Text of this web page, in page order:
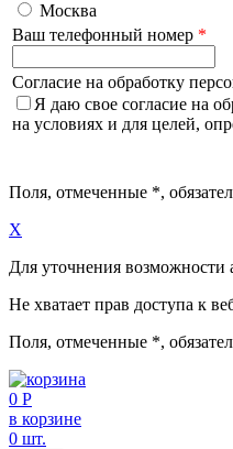
Москва
Ваш телефонный номер *
Согласие на обработку
Я даю свое согласие на
на условиях и для целей,
Поля, отмеченные *,
X
Для уточнения
Не хватает прав доступа к
Поля, отмеченные *,
0 Р
в корзине
0 шт.